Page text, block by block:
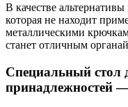
В качестве
которая не находит
металлическими
станет отличным
Специальный стол
принадлежностей